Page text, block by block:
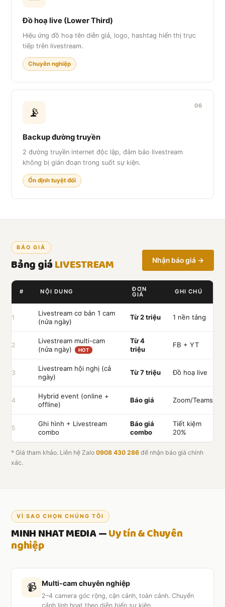
Đồ hoạ live (Lower Third)
Hiệu ứng đồ hoạ tên diễn giả, logo, hashtag hiển thị trực
tiếp trên livestream.
Chuyên nghiệp
📡 06
Backup đường truyền
2 đường truyền internet độc lập, đảm bảo livestream
không bị gián đoạn trong suốt sự kiện.
Ổn định tuyệt đối
BÁO GIÁ
Bảng giáLIVESTREAM Nhận báo giá →
# NỘI DUNG ĐƠN
GIÁ GHI CHÚ
1
Livestream cơ bản 1 cam
(nửa ngày)
Từ 2 triệu 1 nền tảng
2
Livestream multi-cam
(nửa ngày)
HOT
Từ 4
triệu
FB + YT
3
Livestream hội nghị (cả
ngày)
Từ 7 triệu Đồ hoạ live
4
Hybrid event (online +
offline)
Báo giá Zoom/Teams
5
Ghi hình + Livestream
combo
Báo giá
combo
Tiết kiệm
20%
* Giá tham khảo. Liên hệ Zalo0908 430 286 để nhận báo giá chính
xác.
VÌ SAO CHỌN CHÚNG TÔI
MINH NHAT MEDIA —Uy tín & Chuyên
nghiệp
📹 Multi-cam chuyên nghiệp
2–4 camera góc rộng, cận cảnh, toàn cảnh. Chuyển
cảnh linh hoạt theo diễn biến sự kiện.